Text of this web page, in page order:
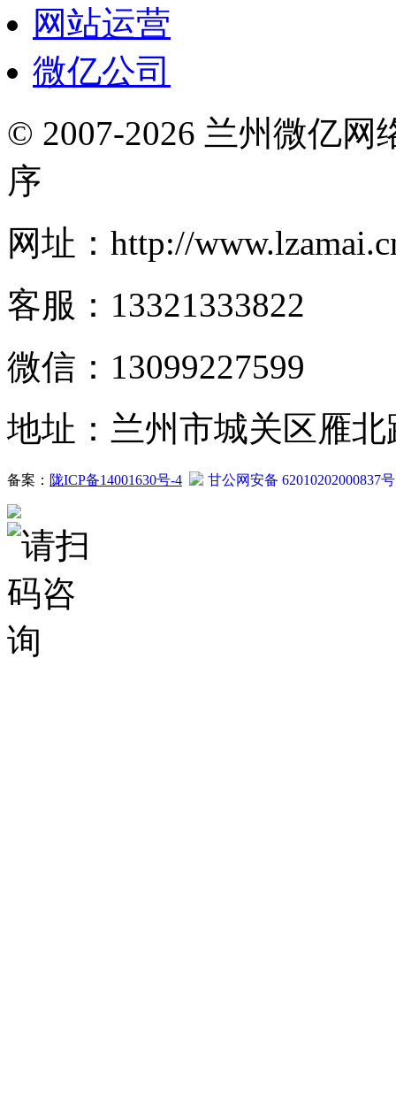
网站运营
微亿公司
© 2007-2026 兰州微亿网
序
网址：http://
客服：13321333822
微信：13099227599
地址：兰州市城关区雁北
备案： 陇ICP备14001630号-4 甘公网安备 62010202000837号